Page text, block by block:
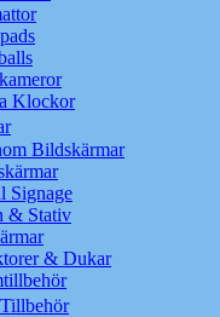
Klockor
Bildskärmar
Signage
& Stativ
& Dukar